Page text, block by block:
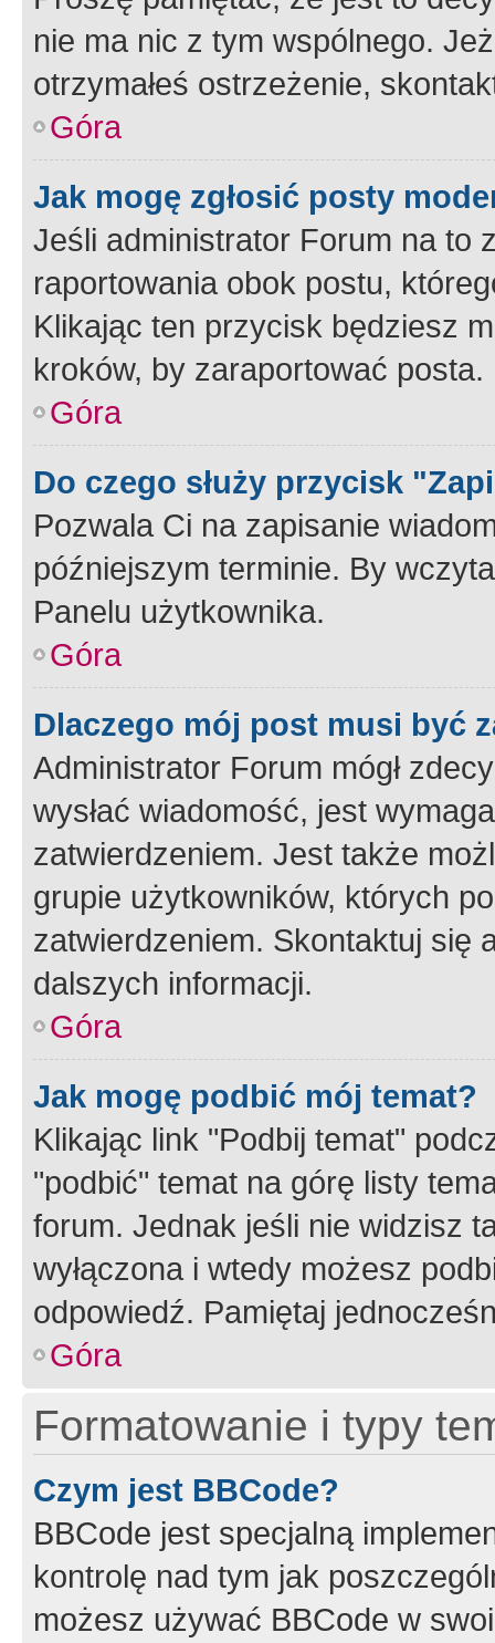
nie ma nic z tym wspólnego.
otrzymałeś ostrzeżenie,
Góra
Jak mogę zgłosić posty
Jeśli administrator Forum na to
raportowania obok postu,
Klikając ten przycisk będziesz
kroków, by zaraportować posta.
Góra
Do czego służy przycisk
Pozwala Ci na zapisanie
późniejszym terminie. By
Panelu użytkownika.
Góra
Dlaczego mój post musi być
Administrator Forum mógł
wysłać wiadomość, jest
zatwierdzeniem. Jest także
grupie użytkowników, których
zatwierdzeniem. Skontaktuj się
dalszych informacji.
Góra
Jak mogę podbić mój temat?
Klikając link "Podbij temat"
"podbić" temat na górę listy
forum. Jednak jeśli nie widzisz
wyłączona i wtedy możesz
odpowiedź. Pamiętaj
Góra
Formatowanie i typy
Czym jest BBCode?
BBCode jest specjalną
kontrolę nad tym jak
możesz używać BBCode w